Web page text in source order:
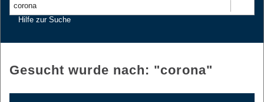
Hilfe zur Suche
Gesucht wurde nach: "corona"